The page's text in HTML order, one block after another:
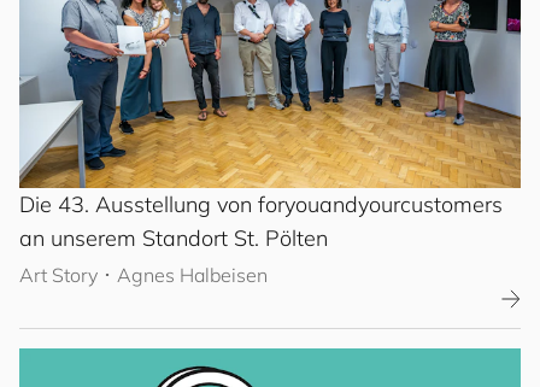
Die 43. Ausstellung von foryouandyourcustomers
an unserem Standort St. Pölten
Art Story ･ Agnes Halbeisen